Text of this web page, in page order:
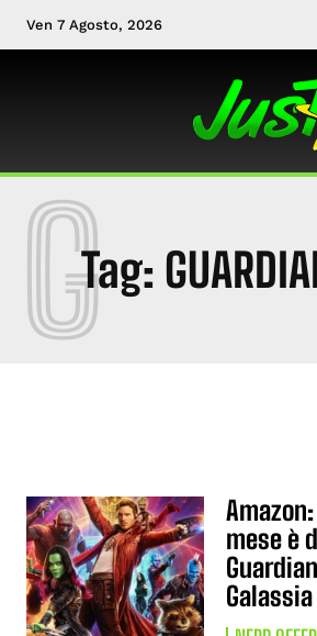
Ven 7 Agosto, 2026
Tag:
G
mese è